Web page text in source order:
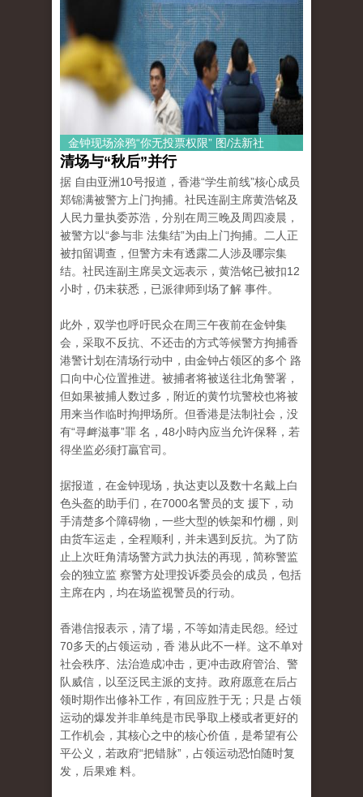
金钟现场涂鸦“你无投票权限” 图/法新社
清场与“秋后”并行
据 自由亚洲10号报道，香港“学生前线”核心成员
郑锦满被警方上门拘捕。社民连副主席黄浩铭及
人民力量执委苏浩，分别在周三晚及周四凌晨，
被警方以“参与非 法集结”为由上门拘捕。二人正
被扣留调查，但警方未有透露二人涉及哪宗集
结。社民连副主席吴文远表示，黄浩铭已被扣12
小时，仍未获悉，已派律师到场了解 事件。
此外，双学也呼吁民众在周三午夜前在金钟集
会，采取不反抗、不还击的方式等候警方拘捕香
港警计划在清场行动中，由金钟占领区的多个 路
口向中心位置推进。被捕者将被送往北角警署，
但如果被捕人数过多，附近的黄竹坑警校也将被
用来当作临时拘押场所。但香港是法制社会，没
有“寻衅滋事”罪 名，48小時內应当允许保释，若
得坐监必须打贏官司。
据报道，在金钟现场，执达吏以及数十名戴上白
色头盔的助手们，在7000名警员的支 援下，动
手清楚多个障碍物，一些大型的铁架和竹棚，则
由货车运走，全程顺利，并未遇到反抗。为了防
止上次旺角清场警方武力执法的再现，简称警监
会的独立监 察警方处理投诉委员会的成员，包括
主席在内，均在场监视警员的行动。
香港信报表示，清了場，不等如清走民怨。经过
70多天的占领运动，香 港从此不一样。这不单对
社会秩序、法治造成冲击，更冲击政府管治、警
队威信，以至泛民主派的支持。政府愿意在后占
领时期作出修补工作，有回应胜于无；只是 占领
运动的爆发并非单纯是市民爭取上楼或者更好的
工作机会，其核心之中的核心价值，是希望有公
平公义，若政府“把错脉”，占领运动恐怕随时复
发，后果难 料。